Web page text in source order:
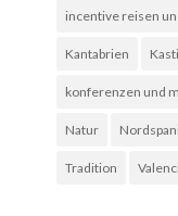
incentive reisen
Kantabrien
konferenzen und
Natur
Tradition